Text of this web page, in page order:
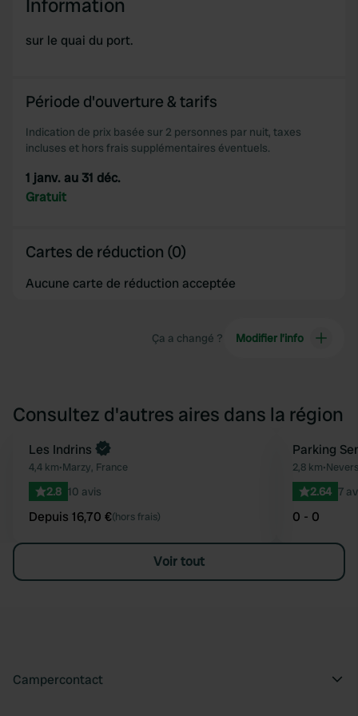
Information
sur le quai du port.
Période d'ouverture & tarifs
Indication de prix basée sur 2 personnes par nuit, taxes
incluses et hors frais supplémentaires éventuels.
1 janv. au 31 déc.
Gratuit
Cartes de réduction (0)
Aucune carte de réduction acceptée
Ça a changé ? Modifier l’info
Consultez d'autres aires dans la région
Préféré
Reserve maintenant
Les Indrins
4,4 km•Marzy, France
2.8 10 avis
Depuis 16,70 €(hors frais)
Parking
2,8 km•
2.64 7
0 - 0
Voir tout
Campercontact